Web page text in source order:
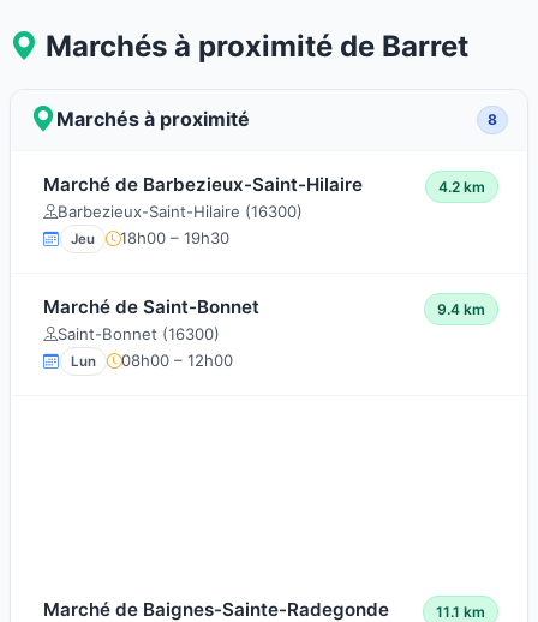
Marchés à proximité de Barret
Marchés à proximité 8
Marché de Barbezieux-Saint-Hilaire
Barbezieux-Saint-Hilaire (16300)
4.2 km
Jeu 18h00 – 19h30
Marché de Saint-Bonnet
Saint-Bonnet (16300)
9.4 km
Lun 08h00 – 12h00
Marché de Baignes-Sainte-Radegonde 11.1 km